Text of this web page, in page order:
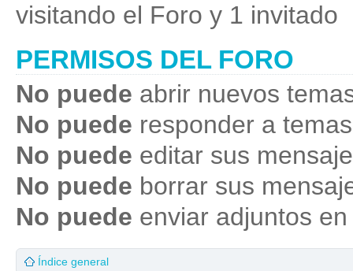
visitando el Foro y 1 invitado
PERMISOS DEL FORO
No puede abrir nuevos
No puede responder a
No puede editar sus
No puede borrar sus
No puede enviar adjuntos
Índice general